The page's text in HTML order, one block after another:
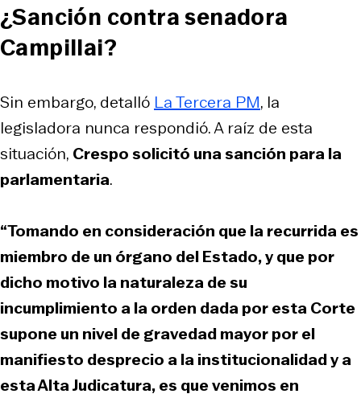
¿Sanción contra senadora
Campillai?
Sin embargo, detalló La Tercera PM, la
legisladora nunca respondió. A raíz de esta
situación, Crespo solicitó una sanción para la
parlamentaria.
“Tomando en consideración que la recurrida es
miembro de un órgano del Estado, y que por
dicho motivo la naturaleza de su
incumplimiento a la orden dada por esta Corte
supone un nivel de gravedad mayor por el
manifiesto desprecio a la institucionalidad y a
esta Alta Judicatura, es que venimos en